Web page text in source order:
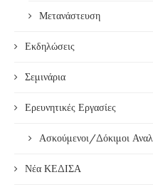
Μετανάστευση
Εκδηλώσεις
Σεμινάρια
Ερευνητικές Εργασίες
Ασκούμενοι/Δόκιμοι
Νέα ΚΕΔΙΣΑ